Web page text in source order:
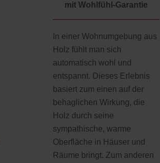
mit Wohlfühl-Garantie
In einer Wohnumgebung aus
Holz fühlt man sich
automatisch wohl und
entspannt. Dieses Erlebnis
basiert zum einen auf der
behaglichen Wirkung, die
Holz durch seine
sympathische, warme
Oberfläche in Häuser und
Räume bringt. Zum anderen